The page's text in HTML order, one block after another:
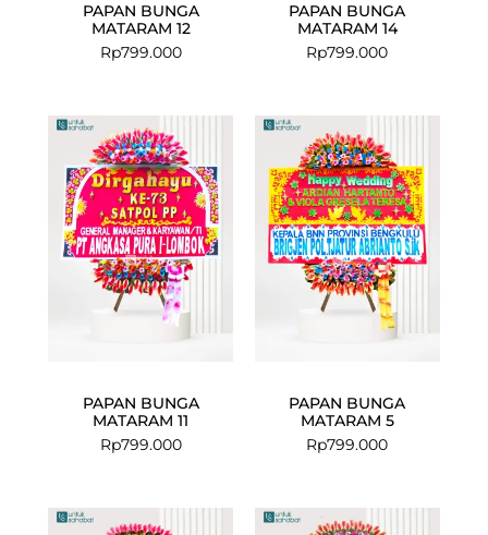
PAPAN BUNGA
MATARAM 12
Rp799.000
PAPAN BUNGA
MATARAM 14
Rp799.000
PAPAN BUNGA
MATARAM 11
Rp799.000
PAPAN BUNGA
MATARAM 5
Rp799.000